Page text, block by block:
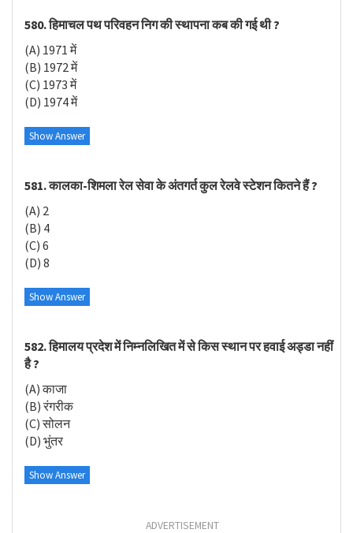
580. हिमाचल पथ परिवहन निग की स्थापना कब की गई थी ?
(A) 1971 में
(B) 1972 में
(C) 1973 में
(D) 1974 में
Show Answer
581. कालका-शिमला रेल सेवा के अंतगर्त कुल रेलवे स्टेशन कितने हैं ?
(A) 2
(B) 4
(C) 6
(D) 8
Show Answer
582. हिमालय प्रदेश में निम्नलिखित में से किस स्थान पर हवाई अड्डा नहीं
है ?
(A) काजा
(B) रंगरीक
(C) सोलन
(D) भुंतर
Show Answer
ADVERTISEMENT